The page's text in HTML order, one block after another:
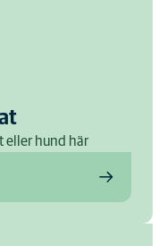
eller hund här